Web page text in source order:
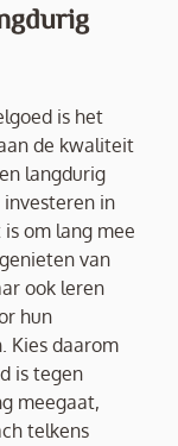
is het
de kwaliteit
langdurig
in
om lang mee
van
ook leren
hun
Kies daarom
is tegen
meegaat,
telkens